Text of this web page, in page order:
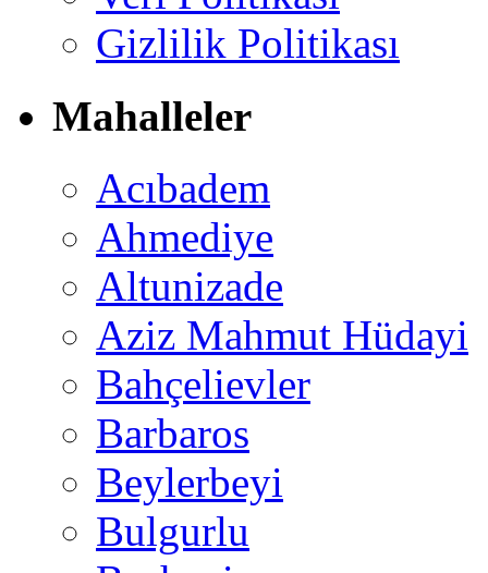
Gizlilik Politikası
Mahalleler
Acıbadem
Ahmediye
Altunizade
Aziz Mahmut Hüdayi
Bahçelievler
Barbaros
Beylerbeyi
Bulgurlu